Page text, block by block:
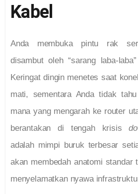
Kabel
Anda membuka pintu rak
disambut oleh “sarang laba-
Keringat dingin menetes saat
mati, sementara Anda tidak
mana yang mengarah ke router
berantakan di tengah krisis
adalah mimpi buruk terbesar
akan membedah anatomi standar
menyelamatkan nyawa